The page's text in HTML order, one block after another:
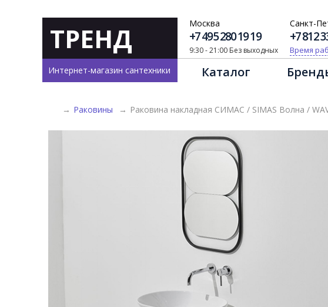
ТРЕНД
Интернет-магазин сантехники
Москва
+7 495 280 19 19
9:30 - 21:00 Без выходных
Санкт-
+7 812
Время
Каталог
→ Раковины → Раковина накладная СИМАС / SIMAS Волна /